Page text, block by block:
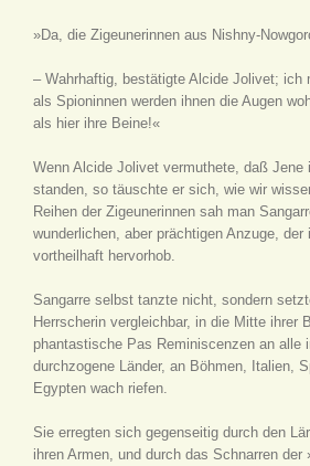
»Da, die Zigeunerinnen aus Nishny-
– Wahrhaftig, bestätigte Alcide Jolivet; ich
als Spioninnen werden ihnen die Augen
als hier ihre Beine!«
Wenn Alcide Jolivet vermuthete, daß Jene
standen, so täuschte er sich, wie wir
Reihen der Zigeunerinnen sah man
wunderlichen, aber prächtigen Anzuge, der
vortheilhaft hervorhob.
Sangarre selbst tanzte nicht, sondern
Herrscherin vergleichbar, in die Mitte ihrer
phantastische Pas Reminiscenzen an alle
durchzogene Länder, an Böhmen, Italien,
Egypten wach riefen.
Sie erregten sich gegenseitig durch den
ihren Armen, und durch das Schnarren der